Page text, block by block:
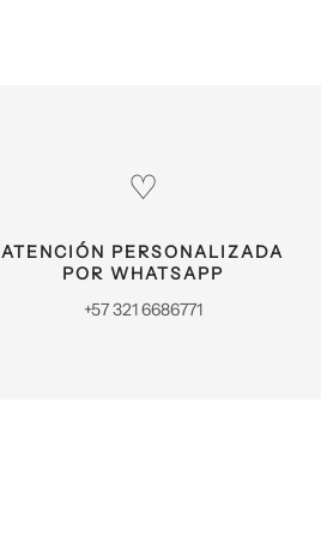
♡
ATENCIÓN PERSONALIZADA
POR WHATSAPP
+57 321 6686771